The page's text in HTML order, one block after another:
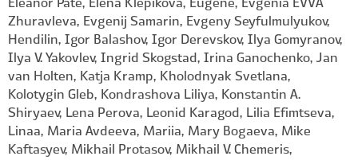
Eleanor Pate, Elena Klepikova, Eugene, Evgenia EVVA
Zhuravleva, Evgenij Samarin, Evgeny Seyfulmulyukov,
Hendilin, Igor Balashov, Igor Derevskov, Ilya Gomyranov,
Ilya V. Yakovlev, Ingrid Skogstad, Irina Ganochenko, Jan
van Holten, Katja Kramp, Kholodnyak Svetlana,
Kolotygin Gleb, Kondrashova Liliya, Konstantin A.
Shiryaev, Lena Perova, Leonid Karagod, Lilia Efimtseva,
Linaa, Maria Avdeeva, Mariia, Mary Bogaeva, Mike
Kaftasyev, Mikhail Protasov, Mikhail V. Chemeris,